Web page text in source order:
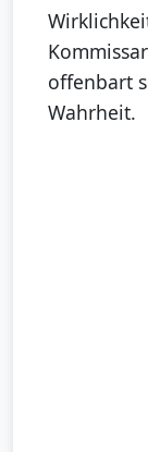
offenbart
Wahrheit.